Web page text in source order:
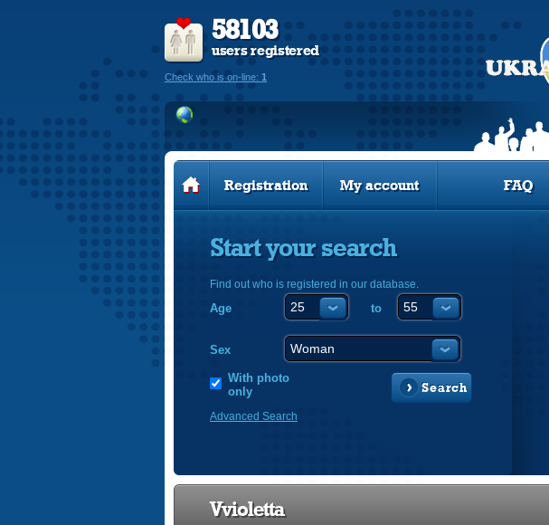
58103
users registered
Check who is on-line: 1
Registration My account FAQ
Start your search
Find out who is registered in our database.
Age to
Sex
With photo
only
Search
Advanced Search
Vvioletta